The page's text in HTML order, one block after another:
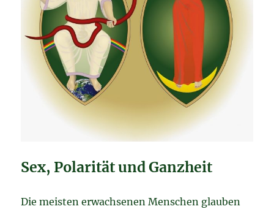
Sex, Polarität und Ganzheit
Die meisten erwachsenen Menschen glauben